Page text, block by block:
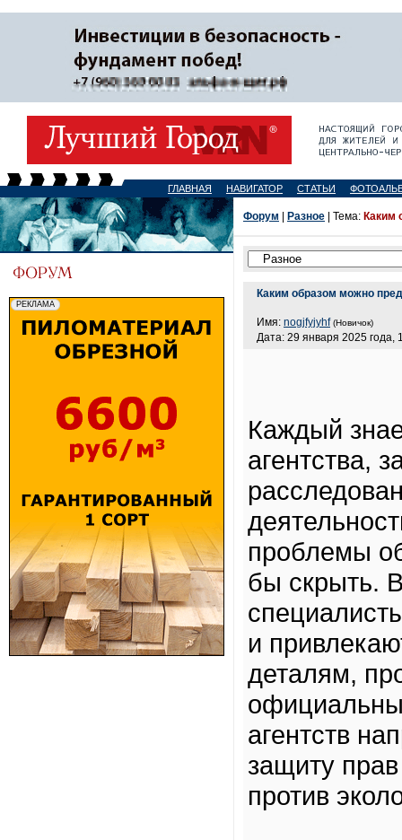
ГЛАВНАЯ НАВИГАТОР СТАТЬИ
Форум Разное | Тема: Каким
Каким образом можно
Имя: nogjfyjyhf (Новичок)
Дата: 29 января 2025 года,
Каждый
агентства,
проблемы
бы скрыть.
и
деталям,
агентств
защиту
против